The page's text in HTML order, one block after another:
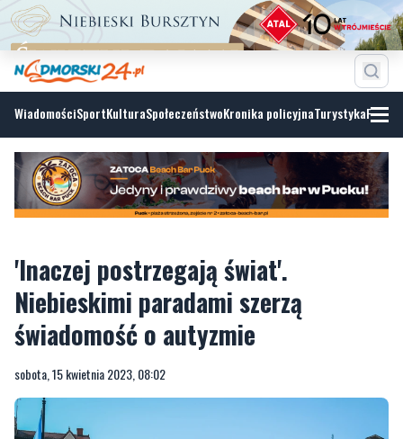
WiadomościSportKulturaSpołeczeństwoKronika policyjnaTurystyka
'Inaczej postrzegają świat'.
świadomość o autyzmie
sobota, 15 kwietnia 2023, 08:02